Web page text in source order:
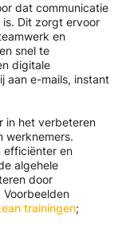
dat communicatie
Dit zorgt ervoor
en
snel te
digitale
aan e-mails, instant
in het verbeteren
werknemers.
efficiënter en
algehele
door
trainingen;